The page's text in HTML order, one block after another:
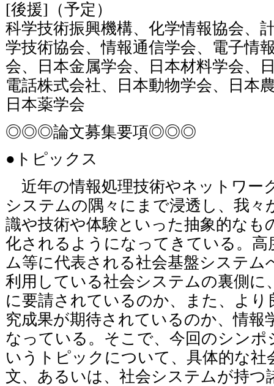
[後援]（予定）
科学技術振興機構、化学情報協会、
学技術協会、情報通信学会、電子情
会、日本金属学会、日本材料学会、
電話株式会社、日本動物学会、日本
日本薬学会
◎◎◎論文募集要項◎◎◎
●トピックス
近年の情報処理技術やネットワー
システムの隅々にまで浸透し、我
識や技術や体験といった抽象的な
化されるようになってきている。
ム等に代表される社会基盤システ
利用している社会システムの裏側
に要請されているのか、また、よ
究成果が期待されているのか、情
なっている。そこで、今回のシン
いうトピックについて、具体的な
文、あるいは、社会システムが持